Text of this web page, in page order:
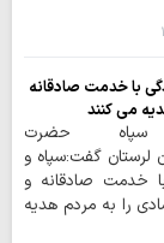
با خدمت صادقانه
می کنند
سپاه حضرت
لرستان گفت:سپاه و
خدمت صادقانه و
را به مردم هدیه